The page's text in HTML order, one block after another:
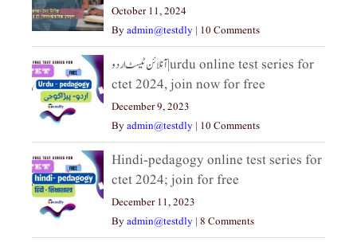
October 11, 2024
Byadmin@testdly | 10 Comments
آنلائن ٹیسٹ اردو|urdu online test series for
ctet 2024, join now for free
December 9, 2023
Byadmin@testdly | 10 Comments
Hindi-pedagogy online test series for
ctet 2024; join for free
December 11, 2023
Byadmin@testdly | 8 Comments